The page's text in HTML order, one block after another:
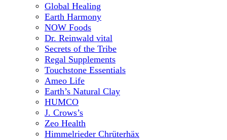
Global Healing
Earth Harmony
NOW Foods
Dr. Reinwald vital
Secrets of the Tribe
Regal Supplements
Touchstone Essentials
Ameo Life
Earth’s Natural Clay
HUMCO
J. Crows’s
Zeo Health
Himmelrieder Chrüterhäx